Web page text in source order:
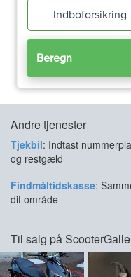
Andre tjenester
Tjekbil: Indtast
og restgæld
Findmåltidskasse:
dit område
Til salg på